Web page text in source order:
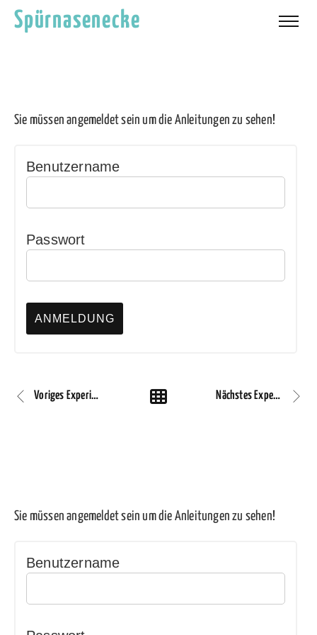
Spürnasenecke
Sie müssen angemeldet sein um die Anleitungen zu sehen!
Benutzername
Passwort
Voriges Experiment Nächstes Experiment
Sie müssen angemeldet sein um die Anleitungen zu sehen!
Benutzername